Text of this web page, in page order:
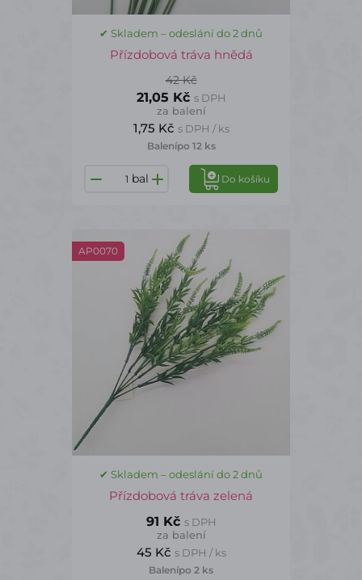
✔ Skladem – odeslání do 2 dnů
Přízdobová tráva hnědá
42 Kč
21,05 Kč s DPH
za balení
1,75 Kč s DPH / ks
Balenípo 12 ks
bal Do košíku
AP0070
✔ Skladem – odeslání do 2 dnů
Přízdobová tráva zelená
91 Kč s DPH
za balení
45 Kč s DPH / ks
Balenípo 2 ks